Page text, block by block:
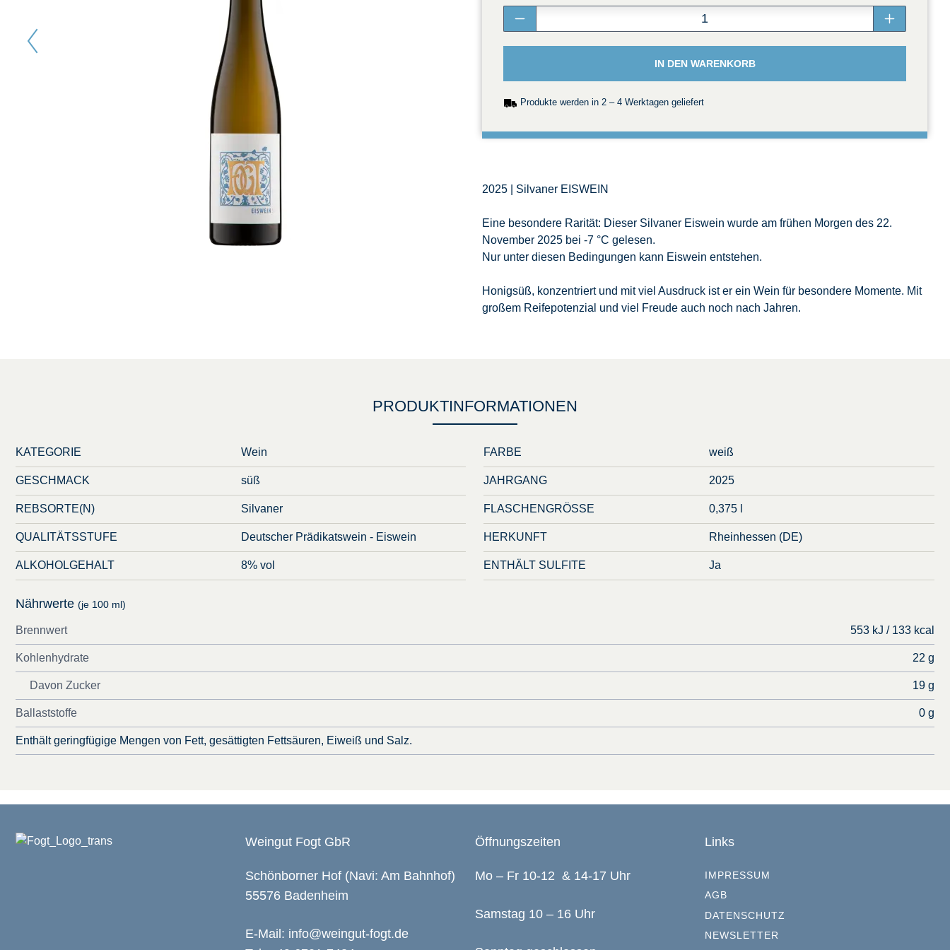
WENIGER MEHR
IN DEN WARENKORB
Produkte werden in 2 – 4 Werktagen geliefert
2025 | Silvaner EISWEIN
Eine besondere Rarität: Dieser Silvaner Eiswein wurde am frühen Morgen des 22.
November 2025 bei -7 °C gelesen.
Nur unter diesen Bedingungen kann Eiswein entstehen.
Honigsüß, konzentriert und mit viel Ausdruck ist er ein Wein für besondere Momente. Mit
großem Reifepotenzial und viel Freude auch noch nach Jahren.
PRODUKTINFORMATIONEN
KATEGORIE Wein FARBE weiß
GESCHMACK süß JAHRGANG 2025
REBSORTE(N) Silvaner FLASCHENGRÖSSE 0,375 l
QUALITÄTSSTUFE Deutscher Prädikatswein - Eiswein HERKUNFT Rheinhessen (DE)
ALKOHOLGEHALT 8% vol ENTHÄLT SULFITE Ja
Nährwerte (je 100 ml)
Brennwert 553 kJ / 133 kcal
Kohlenhydrate 22 g
Davon Zucker 19 g
Ballaststoffe 0 g
Enthält geringfügige Mengen von Fett, gesättigten Fettsäuren, Eiweiß und Salz.
Weingut Fogt GbR
Schönborner Hof (Navi: Am Bahnhof)
55576 Badenheim
E-Mail: info@weingut-fogt.de
Öffnungszeiten
Mo – Fr 10-12 & 14-17 Uhr
Samstag 10 – 16 Uhr
Links
IMPRESSUM
AGB
DATENSCHUTZ
NEWSLETTER